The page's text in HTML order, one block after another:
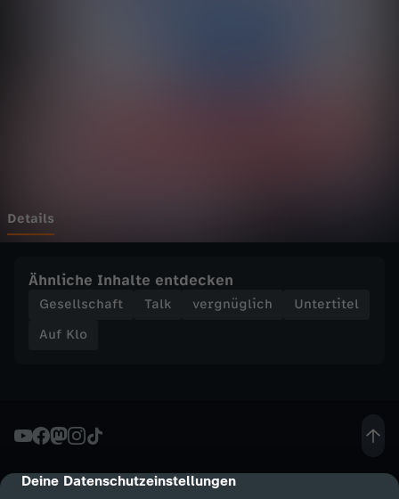
cmp-dialog-description
Deine Datenschutzeinstellungen
r
n
n
g
Details
Ähnliche Inhalte entdecken
Gesellschaft Talk vergnüglich
Untertitel
Auf Klo